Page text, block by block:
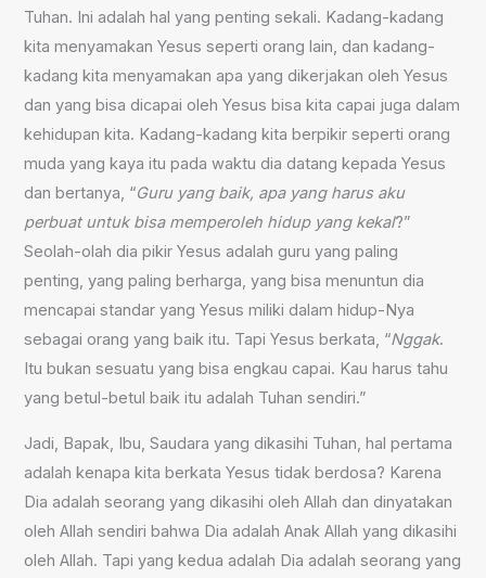
Tuhan. Ini adalah hal yang penting sekali. Kadang-kadang
kita menyamakan Yesus seperti orang lain, dan kadang-
kadang kita menyamakan apa yang dikerjakan oleh Yesus
dan yang bisa dicapai oleh Yesus bisa kita capai juga dalam
kehidupan kita. Kadang-kadang kita berpikir seperti orang
muda yang kaya itu pada waktu dia datang kepada Yesus
dan bertanya, “Guru yang baik, apa yang harus aku
perbuat untuk bisa memperoleh hidup yang kekal?”
Seolah-olah dia pikir Yesus adalah guru yang paling
penting, yang paling berharga, yang bisa menuntun dia
mencapai standar yang Yesus miliki dalam hidup-Nya
sebagai orang yang baik itu. Tapi Yesus berkata, “Nggak.
Itu bukan sesuatu yang bisa engkau capai. Kau harus tahu
yang betul-betul baik itu adalah Tuhan sendiri.”
Jadi, Bapak, Ibu, Saudara yang dikasihi Tuhan, hal pertama
adalah kenapa kita berkata Yesus tidak berdosa? Karena
Dia adalah seorang yang dikasihi oleh Allah dan dinyatakan
oleh Allah sendiri bahwa Dia adalah Anak Allah yang dikasihi
oleh Allah. Tapi yang kedua adalah Dia adalah seorang yang